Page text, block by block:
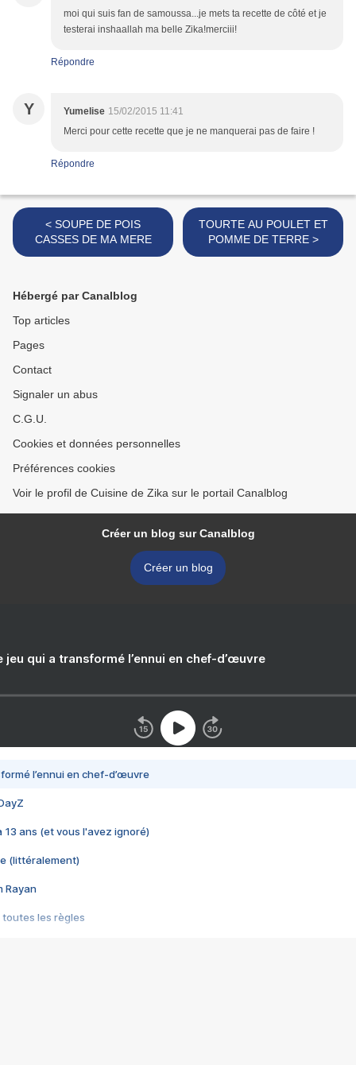
moi qui suis fan de samoussa...je mets ta recette de côté et je
testerai inshaallah ma belle Zika!merciii!
Répondre
Y Yumelise 15/02/2015 11:41
Merci pour cette recette que je ne manquerai pas de faire !
Répondre
< SOUPE DE POIS
CASSES DE MA MERE
TOURTE AU POULET ET
POMME DE TERRE >
Hébergé par Canalblog
Top articles
Pages
Contact
Signaler un abus
C.G.U.
Cookies et données personnelles
Préférences cookies
Voir le profil de Cuisine de Zika sur le portail Canalblog
Créer un blog sur Canalblog
Créer un blog
jeu qui a transformé l’ennui en chef-d’œuvre
l’ennui en chef-d’œuvre
13 ans (et vous l'avez ignoré)
(littéralement)
Rayan
toutes les règles